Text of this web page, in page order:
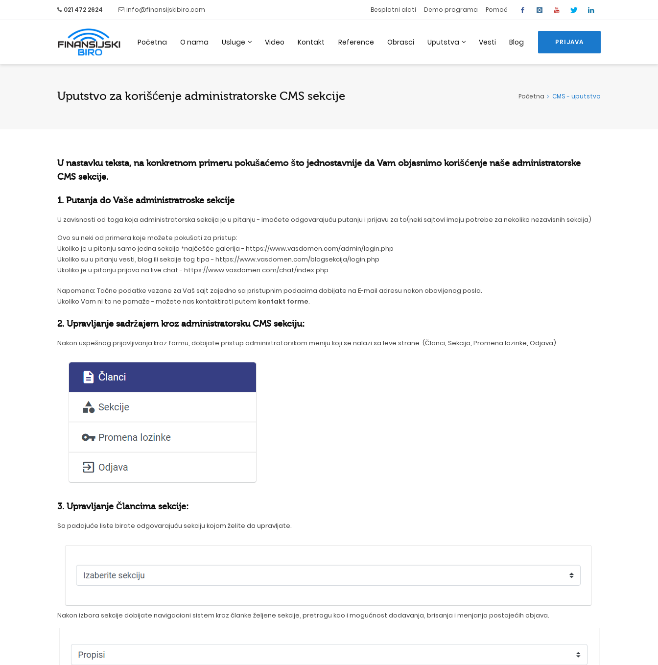
021 472 2624 info@finansijskibiro.com Besplatni alati Demo programa Pomoć
Početna O nama Usluge Video Kontakt Reference Obrasci Uputstva Vesti Blog PRIJAVA
Uputstvo za korišćenje administratorske CMS sekcije Početna CMS - uputstvo
U nastavku teksta, na konkretnom primeru pokušaćemo što jednostavnije da Vam objasnimo korišćenje naše administratorske
CMS sekcije.
1. Putanja do Vaše administratroske sekcije
U zavisnosti od toga koja administratorska sekcija je u pitanju - imaćete odgovarajuću putanju i prijavu za to(neki sajtovi imaju potrebe za nekoliko nezavisnih sekcija)
Ovo su neki od primera koje možete pokušati za pristup:
Ukoliko je u pitanju samo jedna sekcija *najčešće galerija - https://www.vasdomen.com/admin/login.php
Ukoliko su u pitanju vesti, blog ili sekcije tog tipa - https://www.vasdomen.com/blogsekcija/login.php
Ukoliko je u pitanju prijava na live chat - https://www.vasdomen.com/chat/index.php
Napomena: Tačne podatke vezane za Vaš sajt zajedno sa pristupnim podacima dobijate na E-mail adresu nakon obavljenog posla.
Ukoliko Vam ni to ne pomaže - možete nas kontaktirati putem kontakt forme.
2. Upravljanje sadržajem kroz administratorsku CMS sekciju:
Nakon uspešnog prijavljivanja kroz formu, dobijate pristup administratorskom meniju koji se nalazi sa leve strane. (Članci, Sekcija, Promena lozinke, Odjava)
3. Upravljanje Člancima sekcije:
Sa padajuće liste birate odgovarajuću sekciju kojom želite da upravljate.
Nakon izbora sekcije dobijate navigacioni sistem kroz članke željene sekcije, pretragu kao i mogućnost dodavanja, brisanja i menjanja postojećih objava.